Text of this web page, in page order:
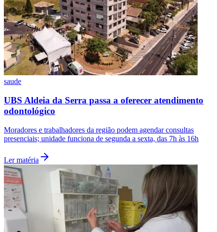
Vasco
saude
UBS Aldeia da Serra passa a oferecer atendimento
odontológico
Moradores e trabalhadores da região podem agendar consultas
presenciais; unidade funciona de segunda a sexta, das 7h às 16h
Ler matéria